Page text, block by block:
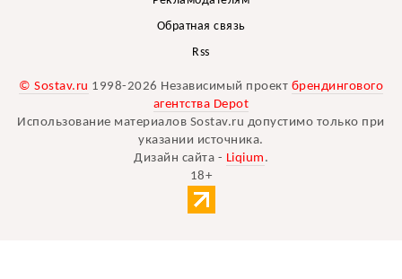
Обратная связь
Rss
© Sostav.ru 1998-2026 Независимый проект брендингового
агентства Depot
Использование материалов Sostav.ru допустимо только при
указании источника.
Дизайн сайта - Liqium .
18+